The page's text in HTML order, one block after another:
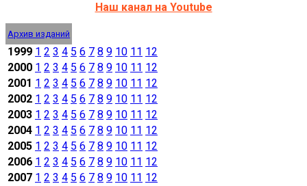
Наш канал на Youtube
Архив изданий
1999 1 2 3 4 5 6 7 8 9 10 11 12
2000 1 2 3 4 5 6 7 8 9 10 11 12
2001 1 2 3 4 5 6 7 8 9 10 11 12
2002 1 2 3 4 5 6 7 8 9 10 11 12
2003 1 2 3 4 5 6 7 8 9 10 11 12
2004 1 2 3 4 5 6 7 8 9 10 11 12
2005 1 2 3 4 5 6 7 8 9 10 11 12
2006 1 2 3 4 5 6 7 8 9 10 11 12
2007 1 2 3 4 5 6 7 8 9 10 11 12